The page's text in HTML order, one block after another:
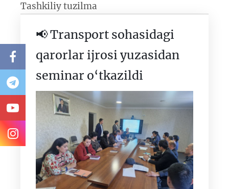
Tashkiliy tuzilma
📢 Transport sohasidagi
qarorlar ijrosi yuzasidan
seminar o‘tkazildi